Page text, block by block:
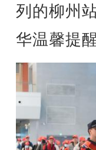
列的柳州
华温馨提醒